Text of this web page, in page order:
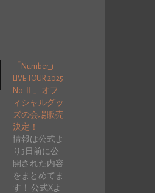
「Number_i
LIVE TOUR 2025
No.Ⅱ」オフ
ィシャルグッ
ズの会場販売
決定！
情報は公式よ
り3日前に公
開された内容
をまとめてま
す！ 公式Xよ